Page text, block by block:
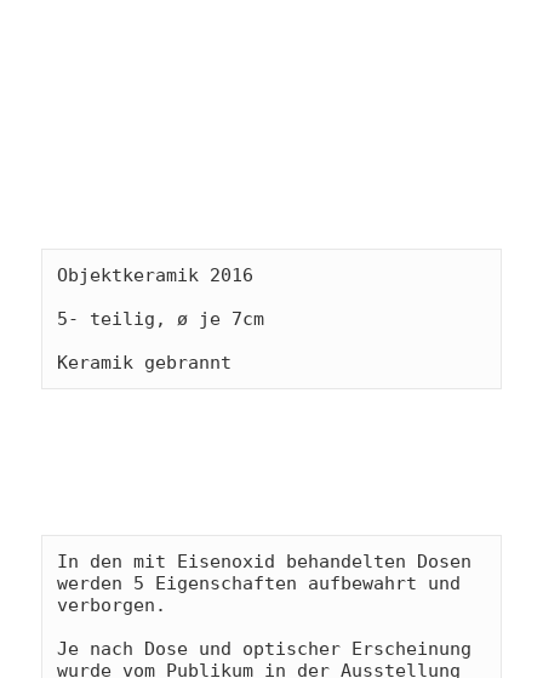
Objektkeramik 2016
5- teilig, ø je 7cm
Keramik gebrannt
In den mit Eisenoxid behandelten Dosen
werden 5 Eigenschaften aufbewahrt und
verborgen.
Je nach Dose und optischer Erscheinung
wurde vom Publikum in der Ausstellung